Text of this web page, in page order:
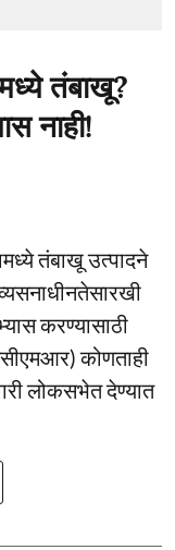
तंबाखू?
नाही!
तंबाखू उत्पादने
करण्यासाठी
कोणताही
लोकसभेत देण्यात